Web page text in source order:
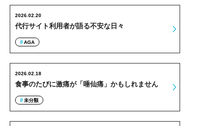
代行サイト利用者が語る不安な日々
2026.02.20
AGA
食事のたびに激痛が「唾仙痛」かもしれません
2026.02.18
未分類